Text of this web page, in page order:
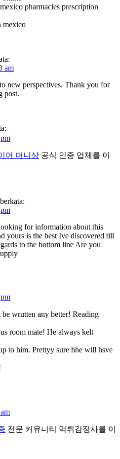
mexico pharmacies prescription
mexico
am
new perspectives. Thank you for
post.
어 머니상 공식 인증 업체를 이
berkata:
for information about this
yours is the best Ive discovered till
to the bottom line Are you
wrutten any better! Reading
room mate! Ηe always kеlt
to him. Prettyy sure hhe will hsve
전문 커뮤니티 먹튀감정사를 이